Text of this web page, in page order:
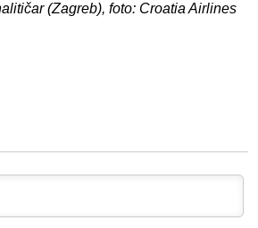
(Zagreb), foto: Croatia Airlines